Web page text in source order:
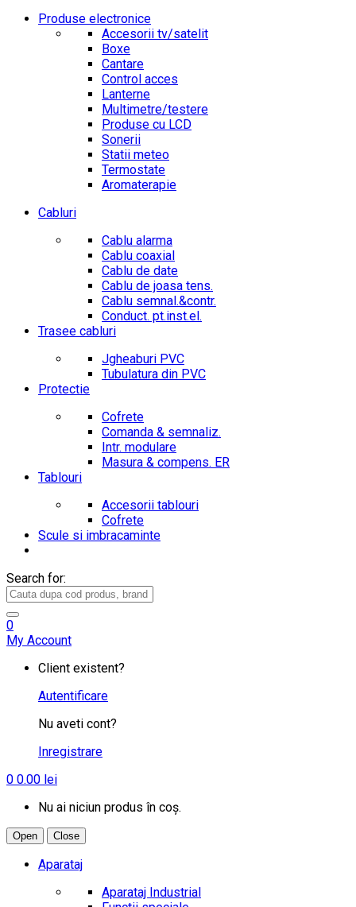
Produse electronice
Accesorii tv/satelit
Boxe
Cantare
Control acces
Lanterne
Multimetre/testere
Produse cu LCD
Sonerii
Statii meteo
Termostate
Aromaterapie
Cabluri
Cablu alarma
Cablu coaxial
Cablu de date
Cablu de joasa tens.
Cablu semnal.&contr.
Conduct. pt.inst.el.
Trasee cabluri
Jgheaburi PVC
Tubulatura din PVC
Protectie
Cofrete
Comanda & semnaliz.
Intr. modulare
Masura & compens. ER
Tablouri
Accesorii tablouri
Cofrete
Scule si imbracaminte
Search for:
0
My Account
Client existent?
Autentificare
Nu aveti cont?
Inregistrare
0 0.00 lei
Nu ai niciun produs în coș.
Open Close
Aparataj
Aparataj Industrial